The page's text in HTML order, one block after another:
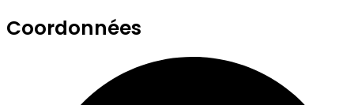
Coordonnées